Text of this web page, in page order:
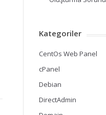
Kategoriler
CentOs Web Panel
cPanel
Debian
DirectAdmin